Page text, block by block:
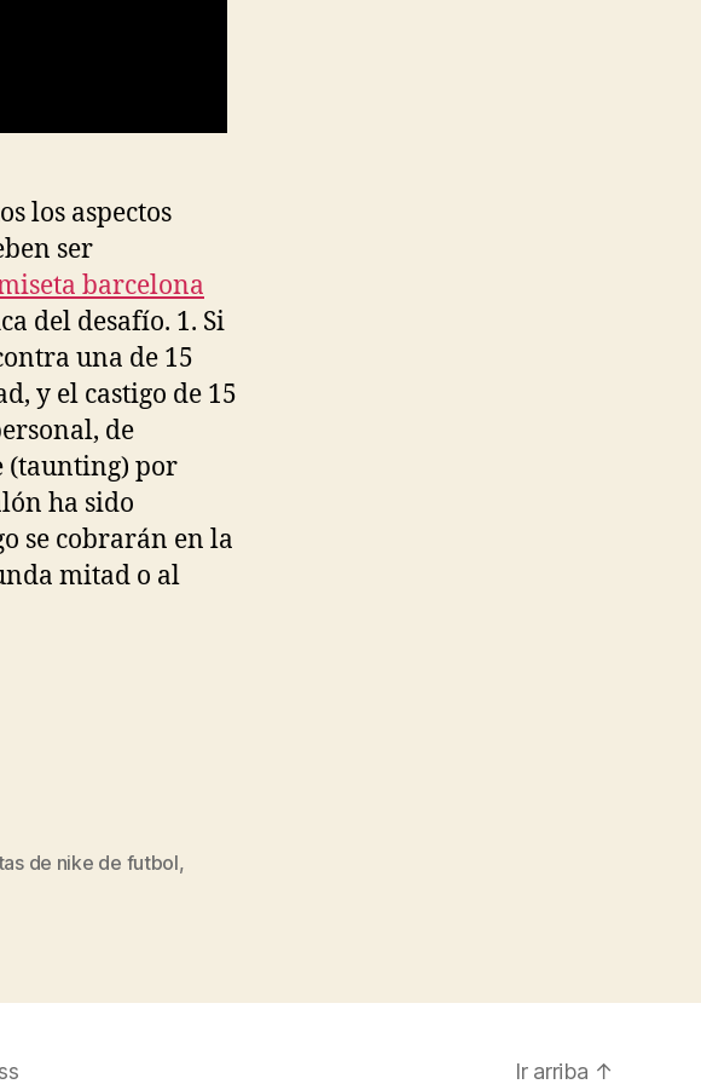
los aspectos
ser
barcelona
del desafío. 1. Si
una de 15
y el castigo de 15
de
(taunting) por
ha sido
se cobrarán en la
mitad o al
de nike de futbol,
Ir arriba ↑